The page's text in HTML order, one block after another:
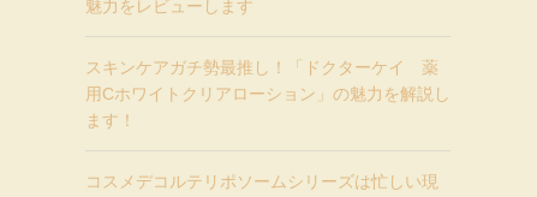
魅力をレビューします
スキンケアガチ勢最推し！「ドクターケイ 薬
用Cホワイトクリアローション」の魅力を解説し
ます！
コスメデコルテリポソームシリーズは忙しい現